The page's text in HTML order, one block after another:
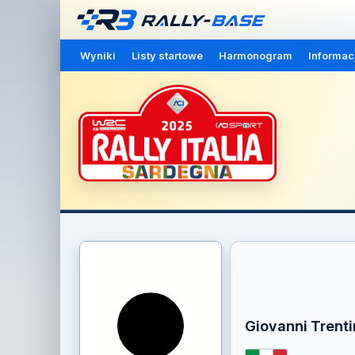
Wyniki Listy startowe Harmonogram
Giovanni